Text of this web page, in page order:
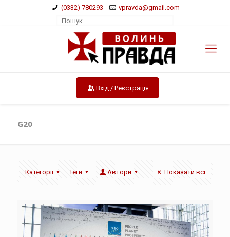
(0332) 780293 vpravda@gmail.com
Вхід / Реєстрація
G20
Категорії Теги Автори Показати всі